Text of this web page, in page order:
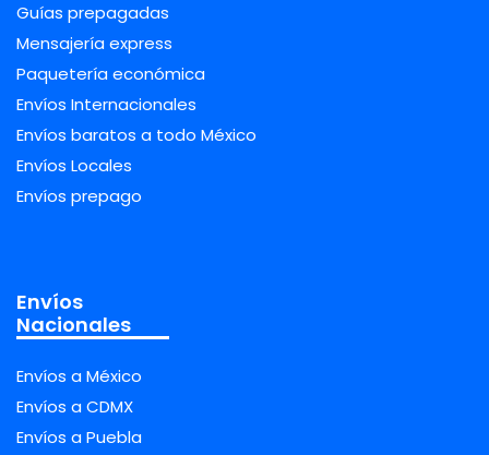
Guías prepagadas
Mensajería express
Paquetería económica
Envíos Internacionales
Envíos baratos a todo México
Envíos Locales
Envíos prepago
Envíos
Nacionales
Envíos a México
Envíos a CDMX
Envíos a Puebla